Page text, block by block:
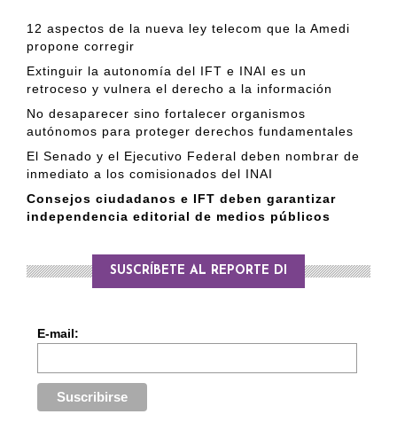
12 aspectos de la nueva ley telecom que la Amedi
propone corregir
Extinguir la autonomía del IFT e INAI es un
retroceso y vulnera el derecho a la información
No desaparecer sino fortalecer organismos
autónomos para proteger derechos fundamentales
El Senado y el Ejecutivo Federal deben nombrar de
inmediato a los comisionados del INAI
Consejos ciudadanos e IFT deben garantizar
independencia editorial de medios públicos
SUSCRÍBETE AL REPORTE DI
E-mail: